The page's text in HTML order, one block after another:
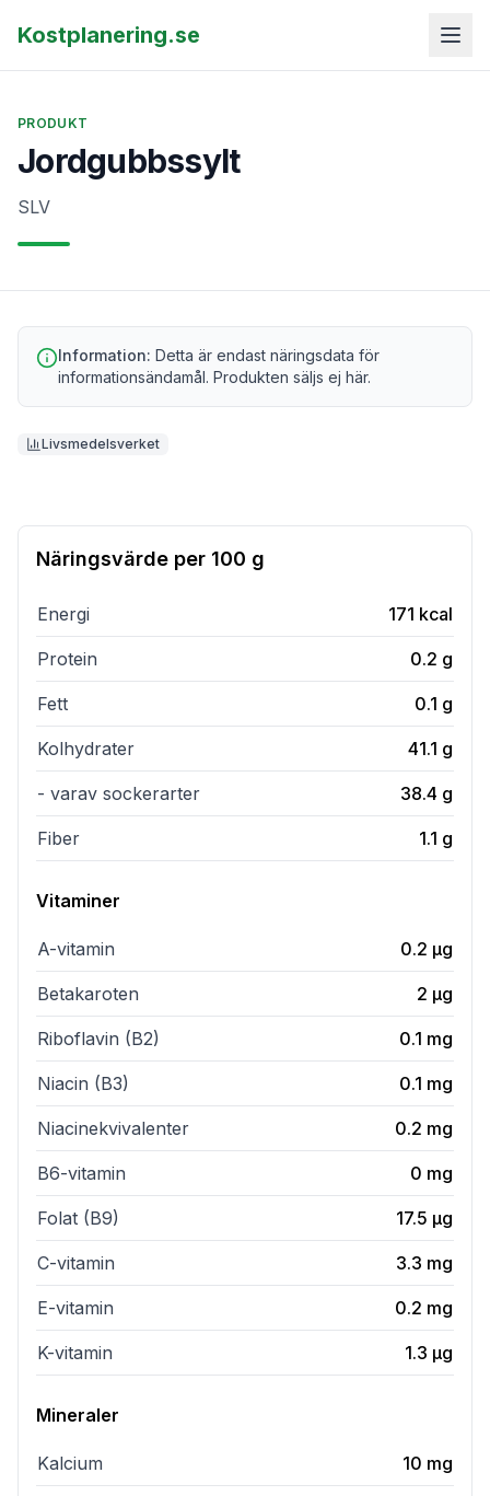
Kostplanering.se
PRODUKT
Jordgubbssylt
SLV
Information: Detta är endast näringsdata för
informationsändamål. Produkten säljs ej här.
Livsmedelsverket
Näringsvärde per 100 g
Energi 171 kcal
Protein 0.2 g
Fett 0.1 g
Kolhydrater 41.1 g
- varav sockerarter 38.4 g
Fiber 1.1 g
Vitaminer
A-vitamin 0.2 µg
Betakaroten 2 µg
Riboflavin (B2) 0.1 mg
Niacin (B3) 0.1 mg
Niacinekvivalenter 0.2 mg
B6-vitamin 0 mg
Folat (B9) 17.5 µg
C-vitamin 3.3 mg
E-vitamin 0.2 mg
K-vitamin 1.3 µg
Mineraler
Kalcium 10 mg